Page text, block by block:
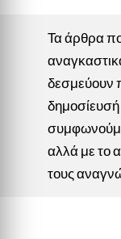
Τα άρθρα
δεσμεύουν
δημοσίευσή
συμφωνούμε
αλλά με το
τους